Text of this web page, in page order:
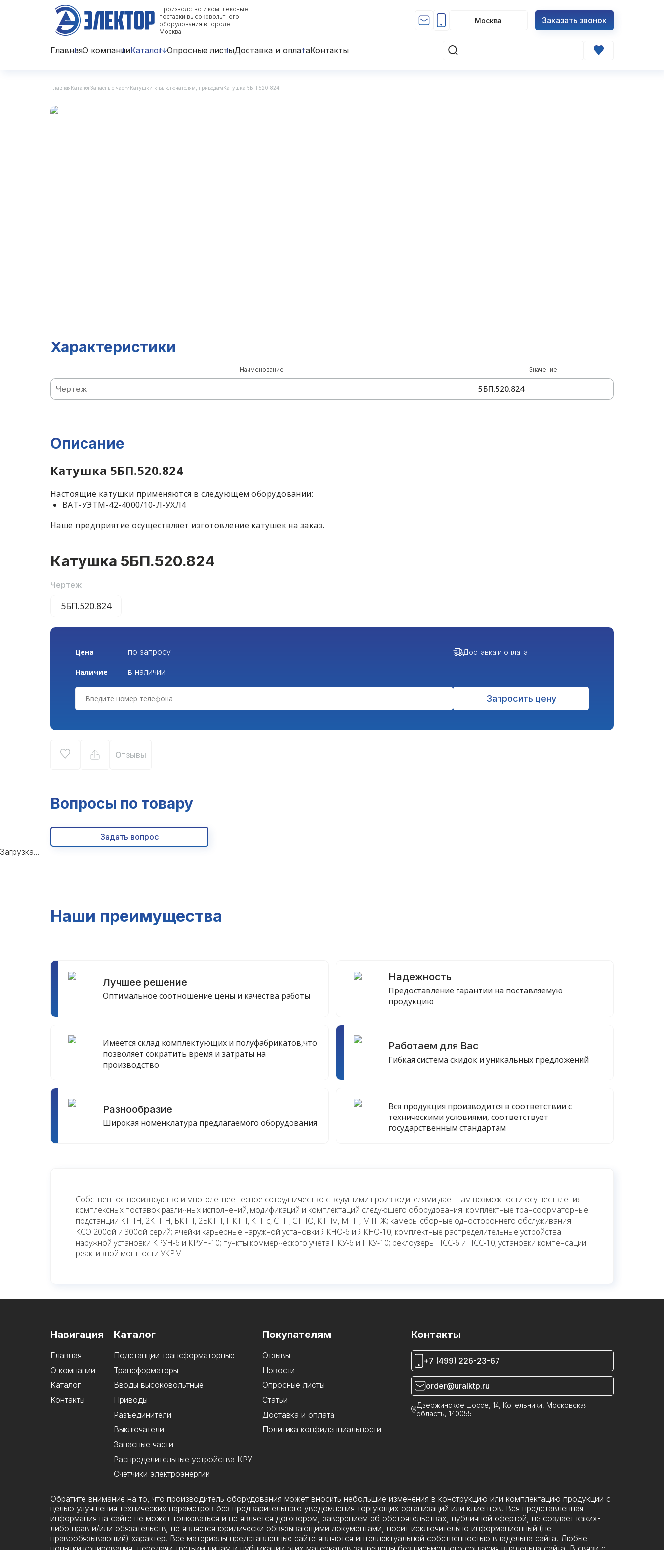
Производство и комплексные
поставки высоковольтного
оборудования в городе
Москва
Москва Заказать звонок
ГлавнаяО компанииКаталог Опросные листыДоставка и оплатаКонтакты
ГлавнаяКаталогЗапасные частиКатушки к выключателям, приводамКатушка 5БП.520.824
Характеристики
Наименование Значение
Чертеж 5БП.520.824
Описание
Катушка 5БП.520.824
Настоящие катушки применяются в следующем оборудовании:
ВАТ-УЭТМ-42-4000/10-Л-УХЛ4
Наше предприятие осуществляет изготовление катушек на заказ.
Катушка 5БП.520.824
Чертеж
5БП.520.824
Цена по запросу
Наличие в наличии
Доставка и оплата
Запросить цену
Отзывы
Вопросы по товару
Задать вопрос
Загрузка...
Наши преимущества
Лучшее решение
Оптимальное соотношение цены и качества работы
Надежность
Предоставление гарантии на поставляемую
продукцию
Имеется склад комплектующих и полуфабрикатов,что
позволяет сократить время и затраты на
производство
Работаем для Вас
Гибкая система скидок и уникальных предложений
Разнообразие
Широкая номенклатура предлагаемого оборудования
Вся продукция производится в соответствии с
техническими условиями, соответствует
государственным стандартам
Собственное производство и многолетнее тесное сотрудничество с ведущими производителями дает нам возможности осуществления
комплексных поставок различных исполнений, модификаций и комплектаций следующего оборудования: комплектные трансформаторные
подстанции КТПН, 2КТПН, БКТП, 2БКТП, ПКТП, КТПс, СТП, СТПО, КТПм, МТП, МТПЖ; камеры сборные одностороннего обслуживания
КСО 200ой и 300ой серий; ячейки карьерные наружной установки ЯКНО-6 и ЯКНО-10; комплектные распределительные устройства
наружной установки КРУН-6 и КРУН-10; пункты коммерческого учета ПКУ-6 и ПКУ-10; реклоузеры ПСС-6 и ПСС-10; установки компенсации
реактивной мощности УКРМ.
Навигация
Главная
О компании
Каталог
Контакты
Каталог
Подстанции трансформаторные
Трансформаторы
Вводы высоковольтные
Приводы
Разъединители
Выключатели
Запасные части
Распределительные устройства КРУ
Счетчики электроэнергии
Покупателям
Отзывы
Новости
Опросные листы
Статьи
Доставка и оплата
Политика конфиденциальности
Контакты
+7 (499) 226-23-67
order@uralktp.ru
Дзержинское шоссе, 14, Котельники, Московская
область, 140055
Обратите внимание на то, что производитель оборудования может вносить небольшие изменения в конструкцию или комплектацию продукции с
целью улучшения технических параметров без предварительного уведомления торгующих организаций или клиентов. Вся представленная
информация на сайте не может толковаться и не является договором, заверением об обстоятельствах, публичной офертой, не создает каких-
либо прав и/или обязательств, не является юридически обвязывающими документами, носит исключительно информационный (не
правообязывающий) характер. Все материалы представленные сайте являются интеллектуальной собственностью владельца сайта. Любые
попытки копирования, передачи третьим лицам и публикации этих материалов запрещены без письменного согласия владельца сайта. В связи с